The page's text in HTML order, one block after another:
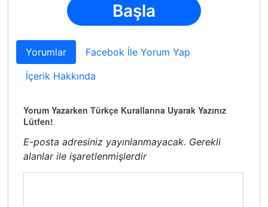
Başla
Yorumlar
Facebok İle Yorum Yap
İçerik Hakkında
Yorum Yazarken Türkçe Kurallarına Uyarak Yazınız
Lütfen!
E-posta adresiniz yayınlanmayacak. Gerekli
alanlar ile işaretlenmişlerdir